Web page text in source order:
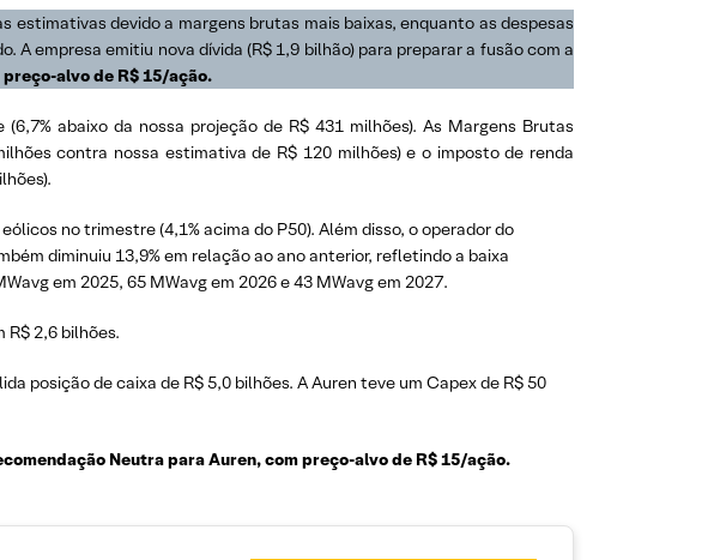
estimativas devido a margens brutas mais baixas, enquanto as despesas
empresa emitiu nova dívida (R$ 1,9 bilhão) para preparar a fusão com a
alvo de R$ 15/ação.
abaixo da nossa projeção de R$ 431 milhões). As Margens Brutas
contra nossa estimativa de R$ 120 milhões) e o imposto de renda
no trimestre (4,1% acima do P50). Além disso, o operador do
diminuiu 13,9% em relação ao ano anterior, refletindo a baixa
em 2025, 65 MWavg em 2026 e 43 MWavg em 2027.
R$ 2,6 bilhões.
posição de caixa de R$ 5,0 bilhões. A Auren teve um Capex de R$ 50
Neutra para Auren, com preço-alvo de R$ 15/ação.